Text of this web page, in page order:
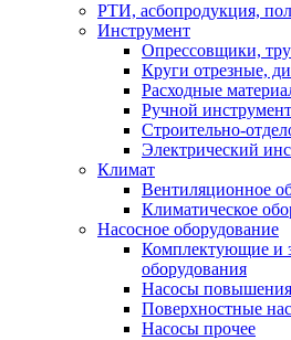
РТИ, асбопродукция,
Инструмент
Опрессовщики,
Круги отрезные,
Расходные
Ручной инструмент
Строительно-
Электрический
Климат
Вентиляционное
Климатическое
Насосное оборудование
Комплектующие и
оборудования
Насосы
Поверхностные
Насосы прочее